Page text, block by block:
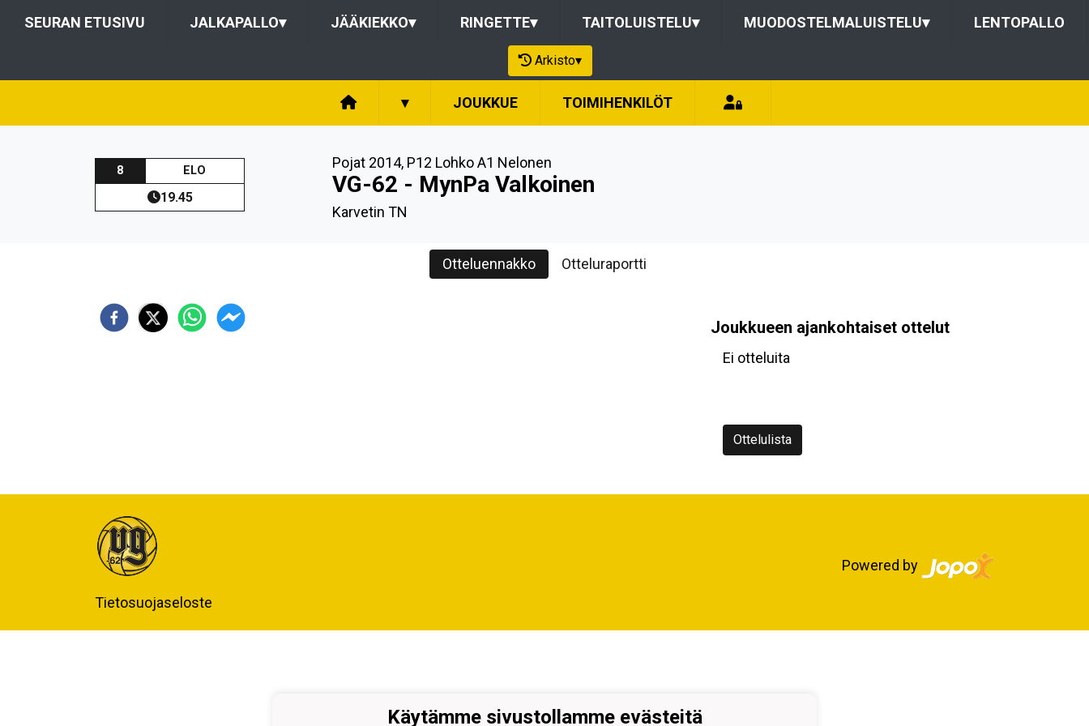
SEURAN ETUSIVU JALKAPALLO▾ JÄÄKIEKKO▾ RINGETTE▾ TAITOLUISTELU▾ MUODOSTELMALUISTELU▾ LENTOPALLO
Arkisto▾
▾ JOUKKUE TOIMIHENKILÖT
8 ELO
19.45
Pojat 2014, P12 Lohko A1 Nelonen
VG-62 - MynPa Valkoinen
Karvetin TN
Otteluennakko Otteluraportti
Joukkueen ajankohtaiset ottelut
Ei otteluita
Ottelulista
Tietosuojaseloste
Powered by
Käytämme sivustollamme evästeitä